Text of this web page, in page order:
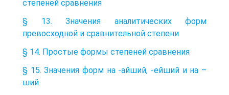
степеней сравнения
§ 13. Значения аналитических форм
превосходной и сравнительной степени
§ 14. Простые формы степеней сравнения
§ 15. Значения форм на -айший, -ейший и на –
ший